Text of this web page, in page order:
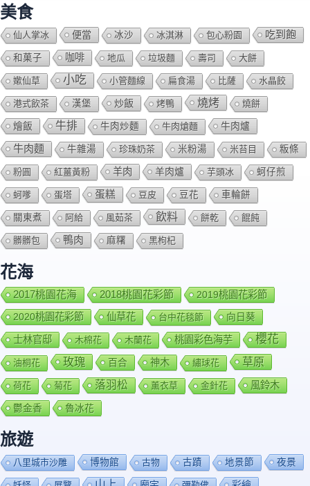
美食
仙人掌冰 便當 冰沙 冰淇淋 包心粉園 吃到飽
和菓子 咖啡 地瓜 垃圾麵 壽司 大餅
嫰仙草 小吃 小管麵線 扁食湯 比薩 水晶餃
港式飲茶 漢堡 炒飯 烤鴨 燒烤 燒餅
燴飯 牛排 牛肉炒麵 牛肉熗麵 牛肉爐
牛肉麵 牛雜湯 珍珠奶茶 米粉湯 米苔目 粄條
粉圓 紅薑黃粉 羊肉 羊肉爐 芋頭冰 蚵仔煎
蚵嗲 蛋塔 蛋糕 豆皮 豆花 車輪餅
關東煮 阿給 風茹茶 飲料 餅乾 餛飩
髒髒包 鴨肉 麻糬 黑枸杞
花海
2017桃園花海 2018桃園花彩節
2019桃園花彩節
2020桃園花彩節
仙草花 台中花毯節 向日葵
士林官邸 木棉花 木蘭花 桃園彩色海芋 櫻花
油桐花 玫瑰 百合 神木 繡球花 草原
荷花 菊花 落羽松 薰衣草 金針花 風鈴木
鬱金香 魯冰花
旅遊
八里城市沙雕 博物館 古物 古蹟 地景節 夜景